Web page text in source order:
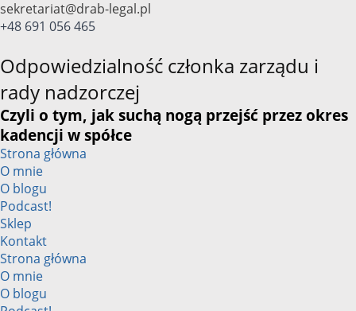
Przejdź
do
sekretariat@drab-legal.pl
+48 691 056 465
Odpowiedzialność członka zarządu i
rady nadzorczej
Czyli o tym, jak suchą nogą przejść przez okres
kadencji w spółce
Strona główna
O mnie
O blogu
Podcast!
Sklep
Kontakt
Strona główna
O mnie
O blogu